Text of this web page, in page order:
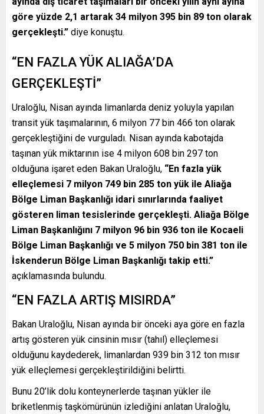
göre yüzde 2,1 artarak 34 milyon 395 bin 89 ton olarak
gerçekleşti.” diye konuştu.
“EN FAZLA YÜK ALIAĞA’DA
GERÇEKLEŞTİ”
Uraloğlu, Nisan ayında limanlarda deniz yoluyla yapılan
transit yük taşımalarının, 6 milyon 77 bin 466 ton olarak
gerçekleştiğini de vurguladı. Nisan ayında kabotajda
taşınan yük miktarının ise 4 milyon 608 bin 297 ton
olduğuna işaret eden Bakan Uraloğlu, “En fazla yük
elleçlemesi 7 milyon 749 bin 285 ton yük ile Aliağa
Bölge Liman Başkanlığı idari sınırlarında faaliyet
gösteren liman tesislerinde gerçekleşti. Aliağa Bölge
Liman Başkanlığını 7 milyon 96 bin 936 ton ile Kocaeli
Bölge Liman Başkanlığı ve 5 milyon 750 bin 381 ton ile
İskenderun Bölge Liman Başkanlığı takip etti.”
açıklamasında bulundu.
“EN FAZLA ARTIŞ MISIRDA”
Bakan Uraloğlu, Nisan ayında bir önceki aya göre en fazla
artış gösteren yük cinsinin mısır (tahıl) elleçlemesi
olduğunu kaydederek, limanlardan 939 bin 312 ton mısır
yük elleçlemesi gerçekleştirildiğini belirtti.
Bunu 20’lik dolu konteynerlerde taşınan yükler ile
briketlenmiş taşkömürünün izlediğini anlatan Uraloğlu,